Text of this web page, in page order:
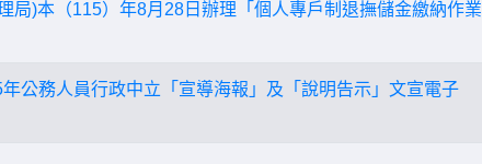
局)本（115）年8月28日辦理「個人專戶制退撫儲金繳納作業
公務人員行政中立「宣導海報」及「說明告示」文宣電子